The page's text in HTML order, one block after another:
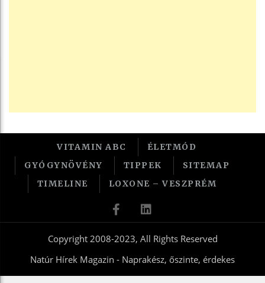
VITAMIN ABC
ÉLETMÓD
GYÓGYNÖVÉNY
TIPPEK
SITEMAP
TIMELINE
LOXONE – VESZPRÉM
Copyright 2008-2023, All Rights Reserved
Natúr Hírek Magazin - Naprakész, őszinte, érdekes